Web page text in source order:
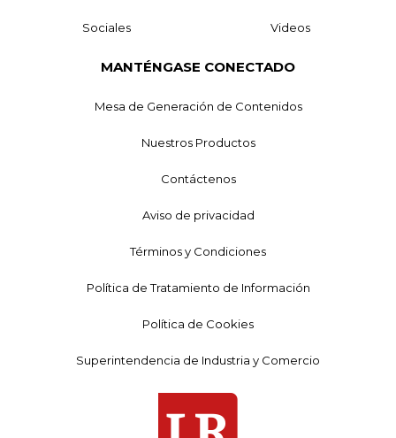
Sociales Videos
MANTÉNGASE CONECTADO
Mesa de Generación de Contenidos
Nuestros Productos
Contáctenos
Aviso de privacidad
Términos y Condiciones
Política de Tratamiento de Información
Política de Cookies
Superintendencia de Industria y Comercio